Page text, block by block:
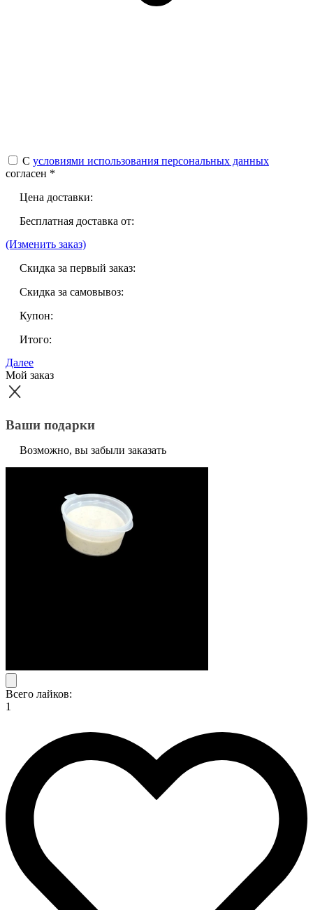
С условиями использования персональных данных
согласен *
Цена доставки:
Бесплатная доставка от:
(Изменить заказ)
Скидка за первый заказ:
Скидка за самовывоз:
Купон:
Итого:
Далее
Мой заказ
Ваши подарки
Возможно, вы забыли заказать
Всего лайков:
1